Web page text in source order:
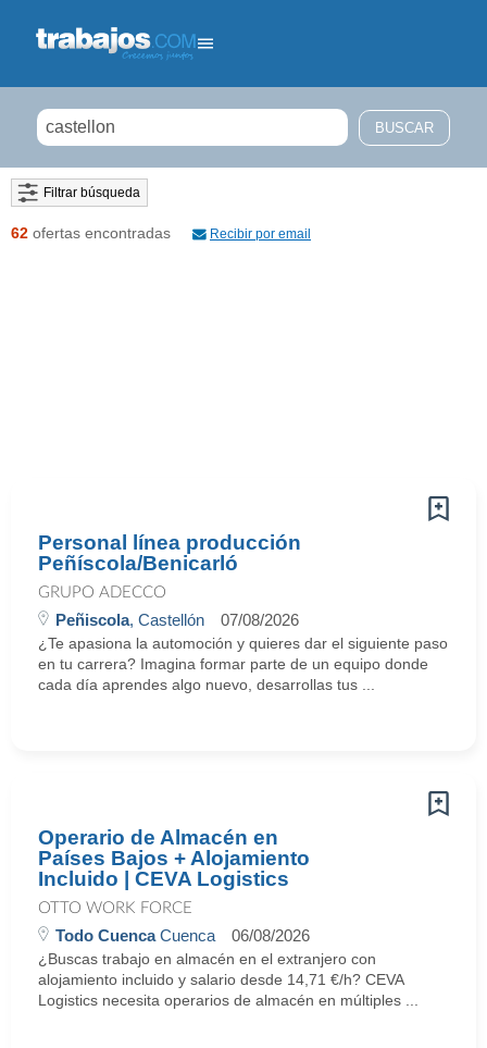
Filtrar búsqueda
62 ofertas encontradas Recibir por email
Personal línea producción
Peñíscola/Benicarló
GRUPO ADECCO
Peñiscola, Castellón 07/08/2026
¿Te apasiona la automoción y quieres dar el siguiente paso
en tu carrera? Imagina formar parte de un equipo donde
cada día aprendes algo nuevo, desarrollas tus ...
Operario de Almacén en
Países Bajos + Alojamiento
Incluido | CEVA Logistics
OTTO WORK FORCE
Todo CuencaCuenca 06/08/2026
¿Buscas trabajo en almacén en el extranjero con
alojamiento incluido y salario desde 14,71 €/h? CEVA
Logistics necesita operarios de almacén en múltiples ...